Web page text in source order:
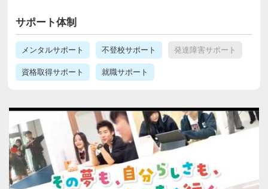
サポート体制
メンタルサポート 不登校サポート 発達障害サポート
資格取得サポート 就職サポート